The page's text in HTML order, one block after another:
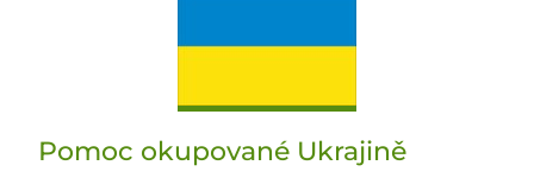
Pomoc okupované Ukrajině